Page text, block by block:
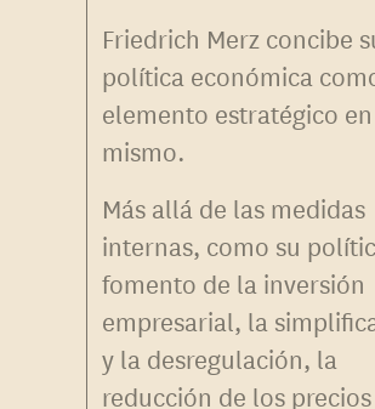
Friedrich Merz concibe
política económica
elemento estratégico
mismo.
Más allá de las medidas
internas, como su
fomento de la inversión
empresarial, la
y la desregulación, la
reducción de los